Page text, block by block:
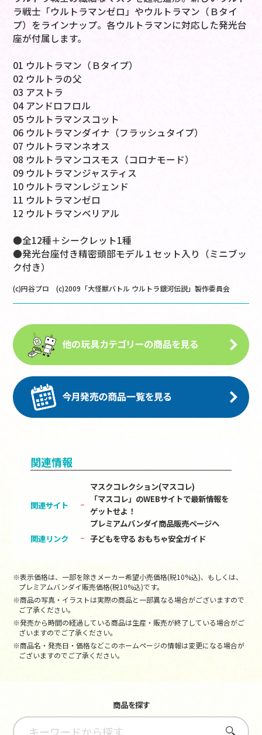
ラ戦士「ウルトラマンゼロ」やウルトラマン（Ｂタイ
プ）をラインナップ。各ウルトラマンに対応した発光台
座が付属します。
01 ウルトラマン（Ｂタイプ）
02 ウルトラの父
03 アストラ
04 アンドロフロル
05 ウルトラマンスコット
06 ウルトラマンダイナ（フラッシュタイプ）
07 ウルトラマンネオス
08 ウルトラマンコスモス（コロナモード）
09 ウルトラマンジャスティス
10 ウルトラマンレジェンド
11 ウルトラマンゼロ
12 ウルトラマンベリアル
●全12種＋シークレット1種
●発光台座付き精密頭部モデル１セット入り（ミニブッ
ク付き）
(c)円谷プロ (c)2009「大怪獣バトル ウルトラ銀河伝説」製作委員会
関連情報
関連サイト
マスクコレクション(マスコレ)
「マスコレ」のWEBサイトで最新情報を
ゲットせよ！
プレミアムバンダイ商品販売ページへ
関連リンク
子どもを守る おもちゃ安全ガイド
※表示価格は、一部を除きメーカー希望小売価格(税10%込)、もしくは、
プレミアムバンダイ販売価格(税10%込)です。
※商品の写真・イラストは実際の商品と一部異なる場合がございますので
ご了承ください。
※発売から時間の経過している商品は生産・販売が終了している場合がご
ざいますのでご了承ください。
※商品名・発売日・価格などこのホームページの情報は変更になる場合が
ございますのでご了承ください。
商品を探す
さがす